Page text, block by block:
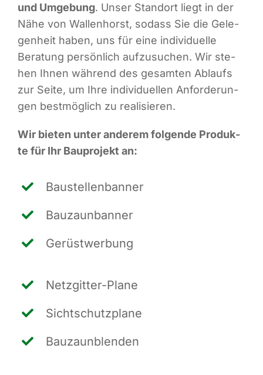
und Umge­bung. Unser Stand­ort liegt in der
Nähe von Wal­len­horst, sodass Sie die Gele­
gen­heit haben, uns für eine indi­vi­du­el­le
Bera­tung per­sön­lich auf­zu­su­chen. Wir ste­
hen Ihnen wäh­rend des gesam­ten Ablaufs
zur Sei­te, um Ihre indi­vi­du­el­len Anfor­de­run­
gen best­mög­lich zu realisieren.
Wir bie­ten unter ande­rem fol­gen­de Pro­duk­
te für Ihr Bau­pro­jekt an:
Bau­stel­len­ban­ner
Bau­zaun­ban­ner
Gerüst­wer­bung
Netz­git­ter-Pla­ne
Sicht­schutz­pla­ne
Bau­zaun­blen­den